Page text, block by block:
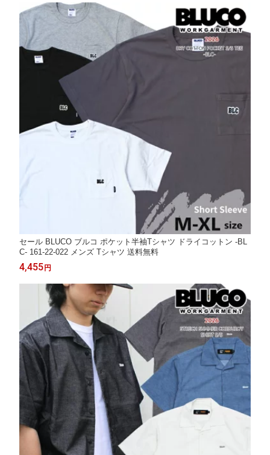
セール BLUCO ブルコ ポケット半袖Tシャツ ドライコットン -BL
C- 161-22-022 メンズ Tシャツ 送料無料
4,455 円